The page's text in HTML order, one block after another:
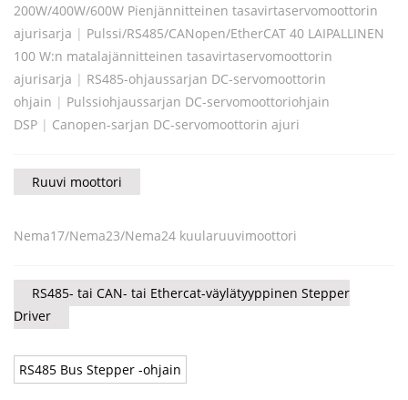
200W/400W/600W Pienjännitteinen tasavirtaservomoottorin
ajurisarja | Pulssi/RS485/CANopen/EtherCAT 40 LAIPALLINEN
100 W:n matalajännitteinen tasavirtaservomoottorin
ajurisarja | RS485-ohjaussarjan DC-servomoottorin
ohjain | Pulssiohjaussarjan DC-servomoottoriohjain
DSP | Canopen-sarjan DC-servomoottorin ajuri
Ruuvi moottori
Nema17/Nema23/Nema24 kuularuuvimoottori
RS485- tai CAN- tai Ethercat-väylätyyppinen Stepper
Driver
RS485 Bus Stepper -ohjain